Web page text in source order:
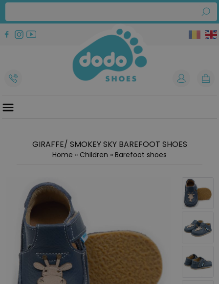
GIRAFFE/ SMOKEY SKY BAREFOOT SHOES
Home » Children » Barefoot shoes